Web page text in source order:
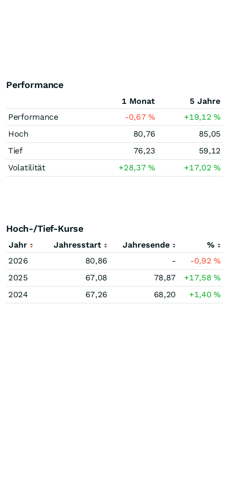
Performance
1 Monat
5 Jahre
Performance
-0,67% +19,12%
Hoch
80,76
85,05
Tief
76,23
59,12
Volatilität
+28,37% +17,02%
Hoch-/Tief-Kurse
Jahr Jahresstart Jahresende
%
2026
80,86 - -0,92%
2025
67,08 78,87 +17,58%
2024
67,26 68,20 +1,40%